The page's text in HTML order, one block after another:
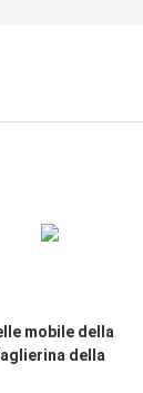
mobile della
della